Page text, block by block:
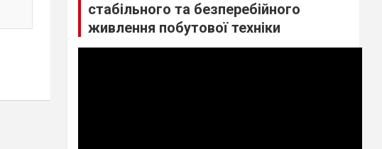
стабільного та безперебійного
живлення побутової техніки